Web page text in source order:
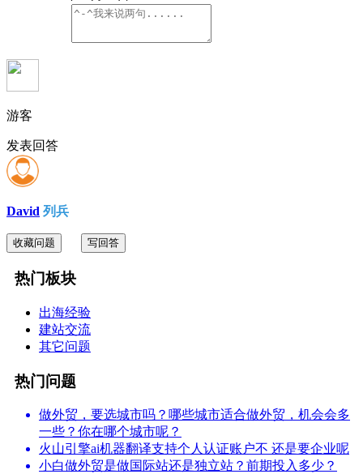
游客
发表回答
David 列兵
收藏问题 写回答
热门板块
出海经验
建站交流
其它问题
热门问题
做外贸，要选城市吗？哪些城市适合做外贸，机会会多
一些？你在哪个城市呢？
火山引擎ai机器翻译支持个人认证账户不 还是要企业呢
小白做外贸是做国际站还是独立站？前期投入多少？